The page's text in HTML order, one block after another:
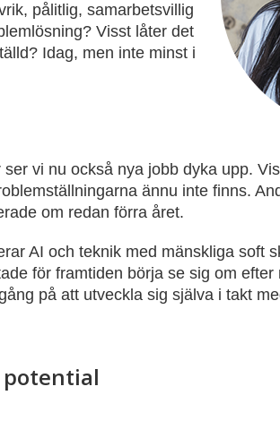
pålitlig, samarbetsvillig
Visst låter det
Idag, men inte minst i
vi nu också nya jobb dyka upp.
ännu inte finns.
om redan förra året.
AI och teknik med mänskliga soft
för framtiden börja se sig om
på att utveckla sig själva i takt
potential